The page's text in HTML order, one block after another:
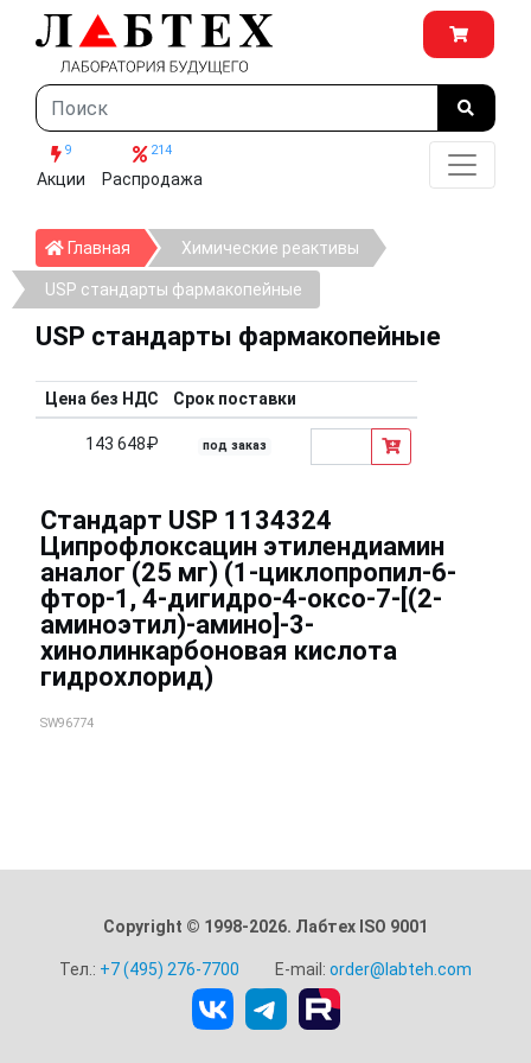
9
Акции
214
Распродажа
Главная ГлавнаяХимические реактивы
USP стандарты фармакопейные
USP стандарты фармакопейные
Цена без НДС Срок поставки
143 648₽ под заказ
Стандарт USP 1134324
Ципрофлоксацин этилендиамин
аналог (25 мг) (1-циклопропил-6-
фтор-1, 4-дигидро-4-оксо-7-[(2-
аминоэтил)-амино]-3-
хинолинкарбоновая кислота
гидрохлорид)
SW96774
Copyright © 1998-2026. Лабтех ISO 9001
Тел.: +7 (495) 276-7700 E-mail: order@labteh.com